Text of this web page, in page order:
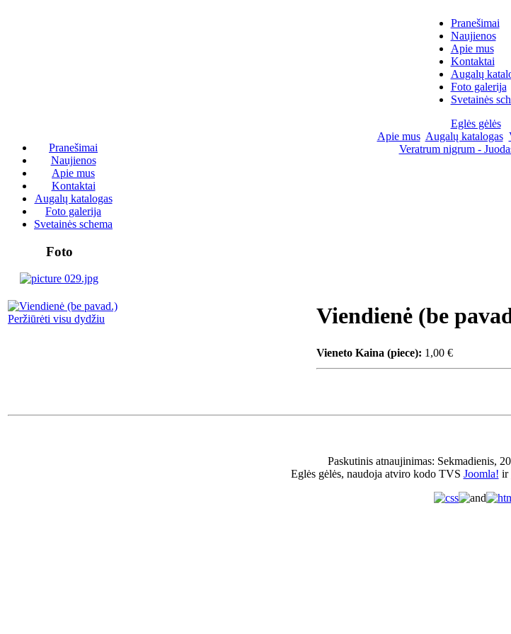
Pranešimai
Naujienos
Apie mus
Kontaktai
Augalų
Foto galerija
Svetainės
Eglės gėlės
Pranešimai
Naujienos
Apie mus
Kontaktai
Augalų katalogas
Foto galerija
Svetainės schema
Foto
Apie mus Augalų katalogas
Veratrum nigrum -
Peržiūrėti visu dydžiu Viendienė (be
Vieneto Kaina (piece): 1,00 €
Paskutinis atnaujinimas: Sekmadienis,
Eglės gėlės, naudoja atviro kodo TVS Joomla! ir